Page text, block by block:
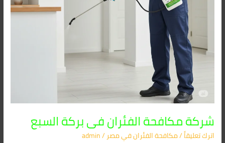
شركة مكافحة الفئران فى بركة السبع
اترك تعليقاً/مكافحة الفئران​ في مصر/
admin